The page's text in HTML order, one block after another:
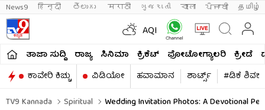
News9 हिन्दी తెలుగు मराठी ગુજરાતી বাংলা ਪੰਜਾਬੀ தமிழ்
AQI
ತಾಜಾ ಸುದ್ದಿ ರಾಜ್ಯ ಸಿನಿಮಾ ಕ್ರಿಕೆಟ್​ ಫೋಟೋಗ್ಯಾಲರಿ ಕ್ರೀಡೆ
ಕಾವೇರಿ ಕಿಚ್ಚು
ವಿಡಿಯೋ ಹವಾಮಾನ ಶಾರ್ಟ್ಸ್​
#ಡಿಕೆ
TV9 Kannada
Spiritual Wedding Invitation Photos: A Devotional